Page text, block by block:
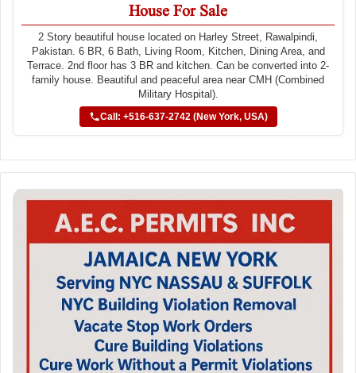
House For Sale
2 Story beautiful house located on Harley Street, Rawalpindi,
Pakistan. 6 BR, 6 Bath, Living Room, Kitchen, Dining Area, and
Terrace. 2nd floor has 3 BR and kitchen. Can be converted into 2-
family house. Beautiful and peaceful area near CMH (Combined
Military Hospital).
Call: +516-637-2742 (New York, USA)